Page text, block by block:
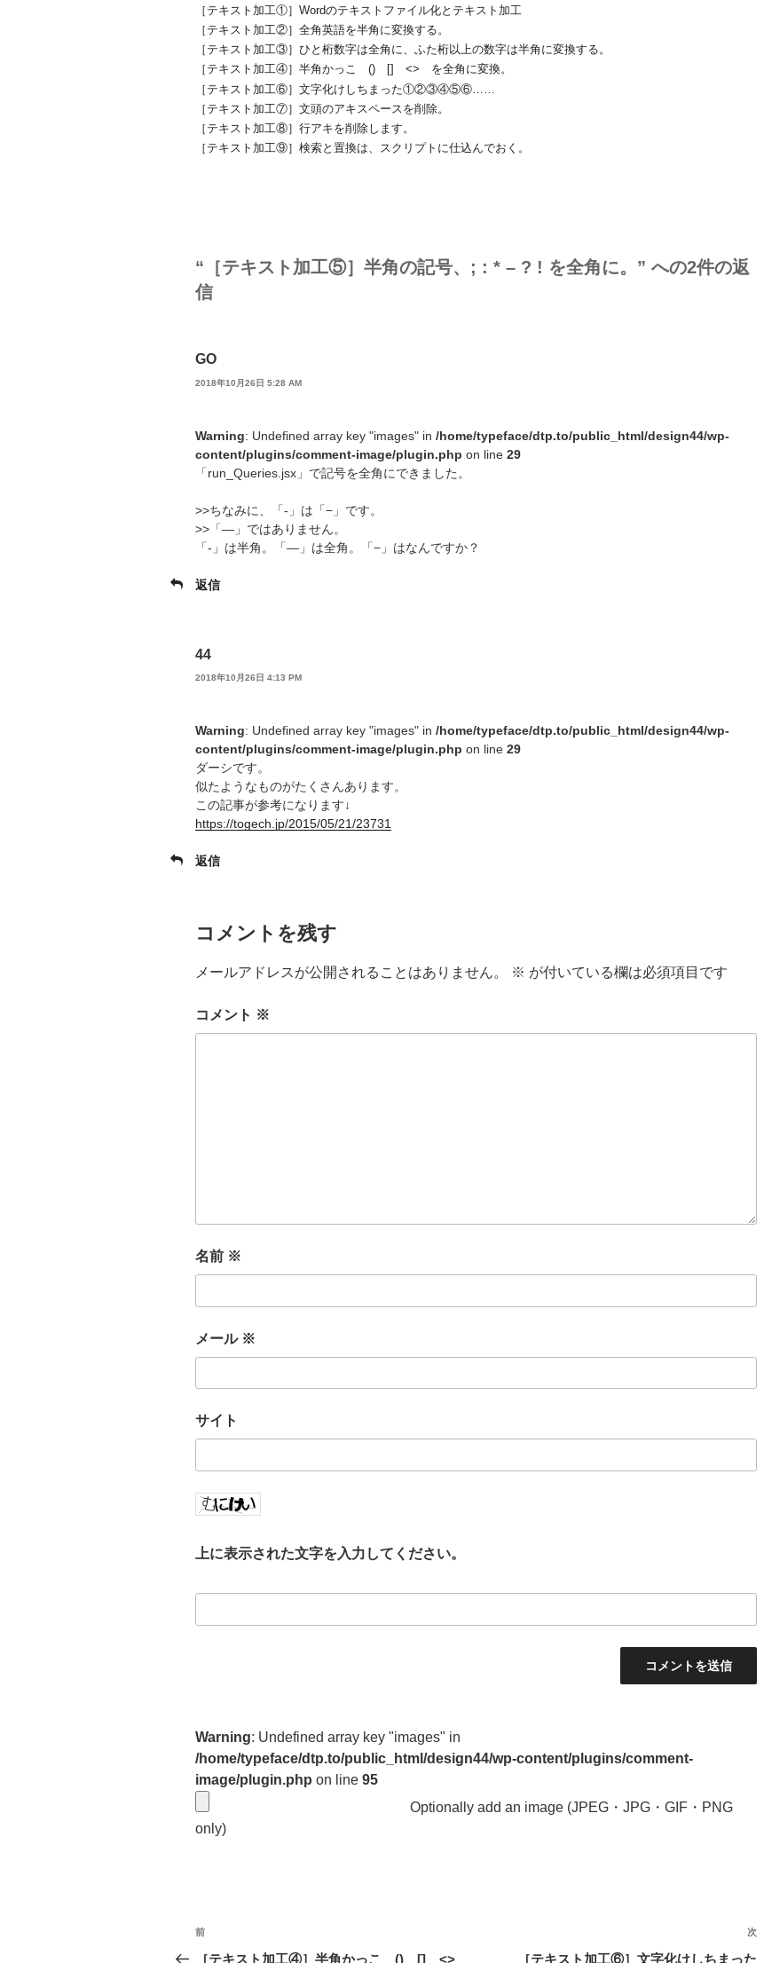
［テキスト加工①］Wordのテキストファイル化とテキスト加工
［テキスト加工②］全角英語を半角に変換する。
［テキスト加工③］ひと桁数字は全角に、ふた桁以上の数字は半角に変換する。
［テキスト加工④］半角かっこ () [] <> を全角に変換。
［テキスト加工⑥］文字化けしちまった①②③④⑤⑥……
［テキスト加工⑦］文頭のアキスペースを削除。
［テキスト加工⑧］行アキを削除します。
［テキスト加工⑨］検索と置換は、スクリプトに仕込んでおく。
“［テキスト加工⑤］半角の記号、; : * – ? ! を全角に。” への2件の返
信
GO
2018年10月26日 5:28 AM
Warning: Undefined array key "images" in /home/typeface/dtp.to/public_html/design44/wp-
content/plugins/comment-image/plugin.php on line 29
「run_Queries.jsx」で記号を全角にできました。
>>ちなみに、「-」は「−」です。
>>「—」ではありません。
「-」は半角。「—」は全角。「−」はなんですか？
返信
44
2018年10月26日 4:13 PM
Warning: Undefined array key "images" in /home/typeface/dtp.to/public_html/design44/wp-
content/plugins/comment-image/plugin.php on line 29
ダーシです。
似たようなものがたくさんあります。
この記事が参考になります↓
https://togech.jp/2015/05/21/23731
返信
コメントを残す
メールアドレスが公開されることはありません。 ※ が付いている欄は必須項目です
コメント ※
名前 ※
メール ※
サイト
上に表示された文字を入力してください。
Warning: Undefined array key "images" in
/home/typeface/dtp.to/public_html/design44/wp-content/plugins/comment-
image/plugin.php on line 95
Optionally add an image (JPEG・JPG・GIF・PNG
only)
投
稿
前
の
前
［テキスト加工④］半角かっこ () [] <>
次
の
次
［テキスト加工⑥］文字化けしちまった